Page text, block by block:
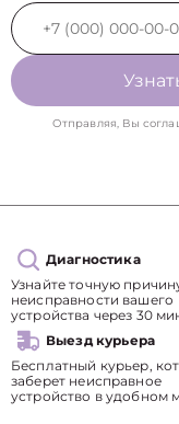
Отправляя, Вы
Диагностика
Узнайте точную
неисправности вашего
устройства через 30
Выезд курьера
Бесплатный курьер,
заберет неисправное
устройство в удобном